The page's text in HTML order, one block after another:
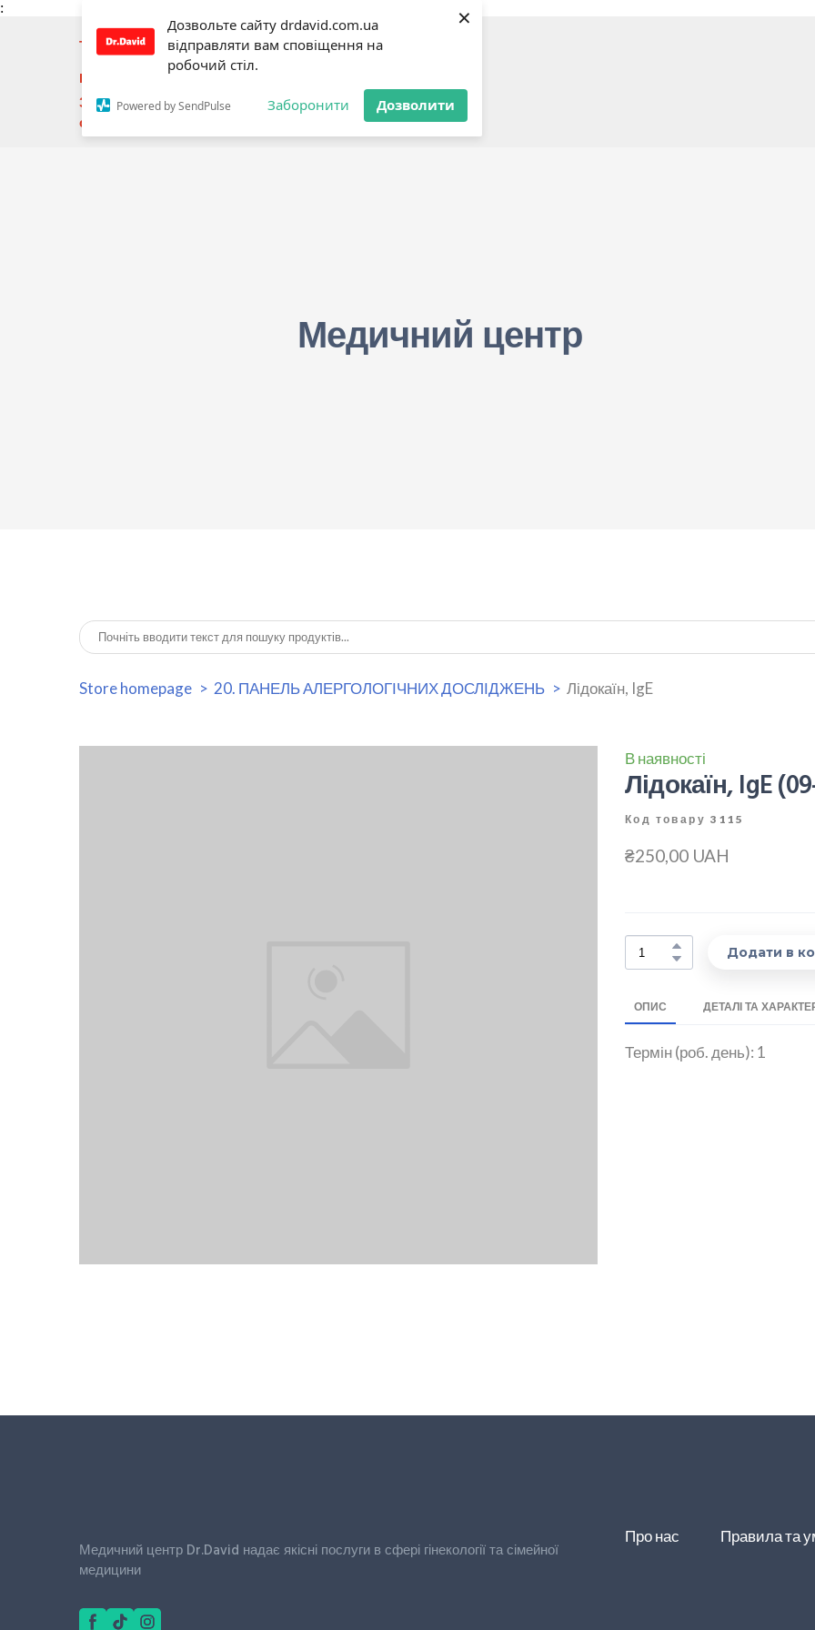
Дозвольте сайту drdavid.com.ua
відправляти вам сповіщення на
робочий стіл.
Powered by SendPulse Заборонити Дозволити
×
:
Телефон: +3 80673443039 Подзвонити
Email:
moc.liamg%40aiiledagdivad.rd
Здійснює діяльність на підставі рішення Міністерства
охорони здоров'я України №138 від 21.01.2022 року
Медичний центр
Store homepage 20. ПАНЕЛЬ АЛЕРГОЛОГІЧНИХ ДОСЛІДЖЕНЬ Лідокаїн, IgE
В наявності
Лідокаїн, IgE
Код товару 3115
₴250,00 UAH
Додати в
ОПИС ДЕТАЛІ ТА
Термін (роб. день): 1
Медичний центр Dr.David надає якісні послуги в сфері гінекології та сімейної
медицини
Про нас Правила та